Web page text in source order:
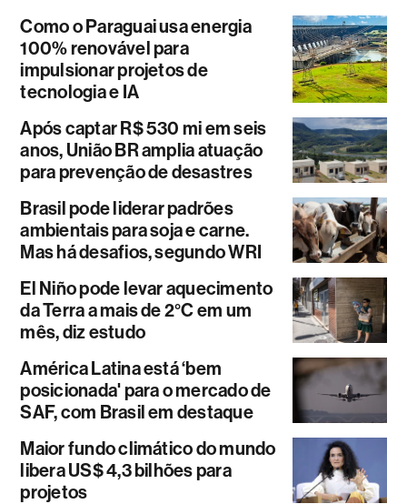
Como o Paraguai usa energia
100% renovável para
impulsionar projetos de
tecnologia e IA
Após captar R$ 530 mi em seis
anos, União BR amplia atuação
para prevenção de desastres
Brasil pode liderar padrões
ambientais para soja e carne.
Mas há desafios, segundo WRI
El Niño pode levar aquecimento
da Terra a mais de 2°C em um
mês, diz estudo
América Latina está ‘bem
posicionada' para o mercado de
SAF, com Brasil em destaque
Maior fundo climático do mundo
libera US$ 4,3 bilhões para
projetos